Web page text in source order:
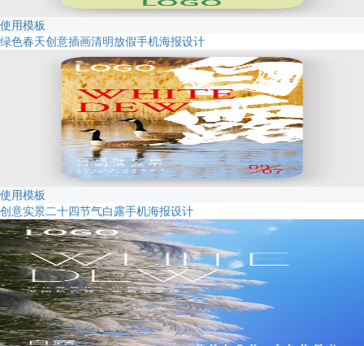
使用模板
绿色春天创意插画清明放假手机海报设计
使用模板
创意实景二十四节气白露手机海报设计